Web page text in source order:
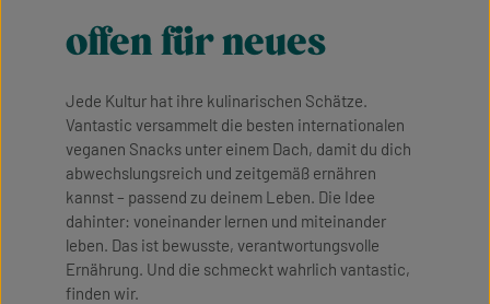
offen für neues
Jede Kultur hat ihre kulinarischen Schätze.
Vantastic versammelt die besten internationalen
veganen Snacks unter einem Dach, damit du dich
abwechslungsreich und zeitgemäß ernähren
kannst – passend zu deinem Leben. Die Idee
dahinter: voneinander lernen und miteinander
leben. Das ist bewusste, verantwortungsvolle
Ernährung. Und die schmeckt wahrlich vantastic,
finden wir.